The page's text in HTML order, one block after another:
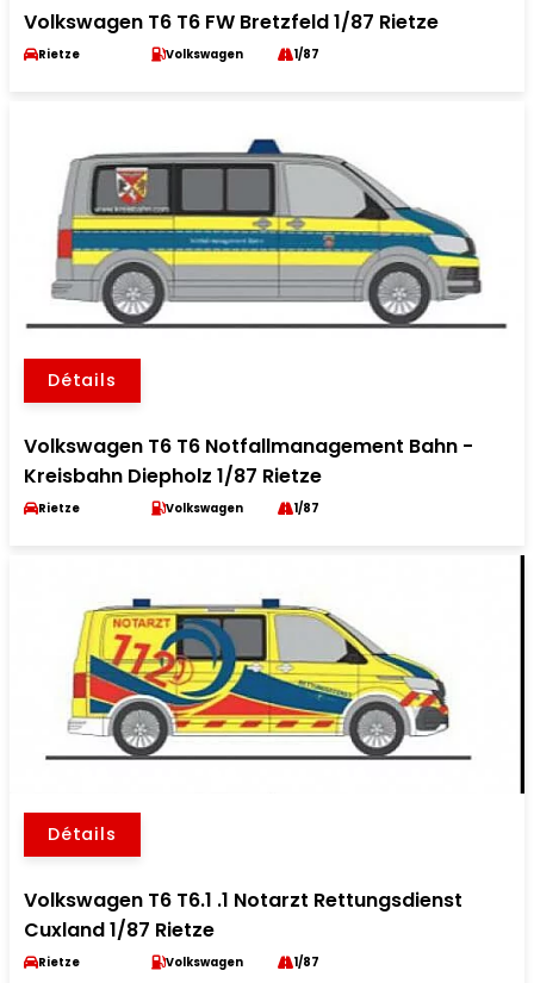
Volkswagen T6 T6 FW Bretzfeld 1/87 Rietze
Rietze Volkswagen 1/87
Détails
Volkswagen T6 T6 Notfallmanagement Bahn -
Kreisbahn Diepholz 1/87 Rietze
Rietze Volkswagen 1/87
Détails
Volkswagen T6 T6.1 .1 Notarzt Rettungsdienst
Cuxland 1/87 Rietze
Rietze Volkswagen 1/87